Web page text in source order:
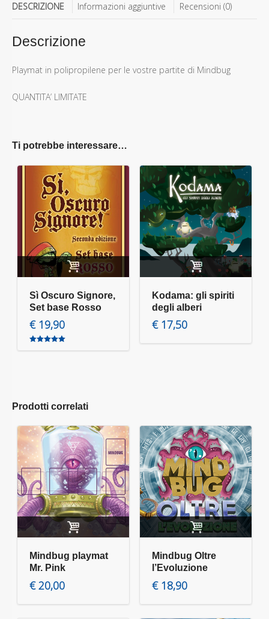
DESCRIZIONE Informazioni aggiuntive Recensioni (0)
Descrizione
Playmat in polipropilene per le vostre partite di Mindbug
QUANTITA’ LIMITATE
Ti potrebbe interessare…
Aggiungi al carrello
Sì Oscuro Signore,
Set base Rosso
€19,90
Aggiungi al carrello
Kodama: gli spiriti
degli alberi
€17,50
Prodotti correlati
Aggiungi al carrello
Mindbug playmat
Mr. Pink
€20,00
Aggiungi al carrello
Mindbug Oltre
l’Evoluzione
€18,90